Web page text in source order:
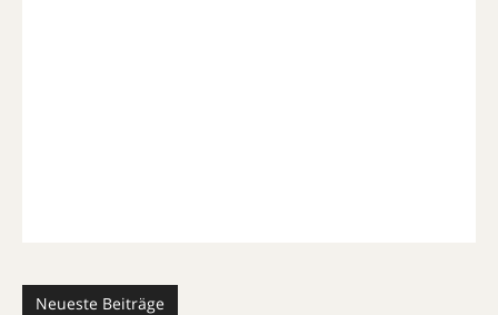
Neueste Beiträge